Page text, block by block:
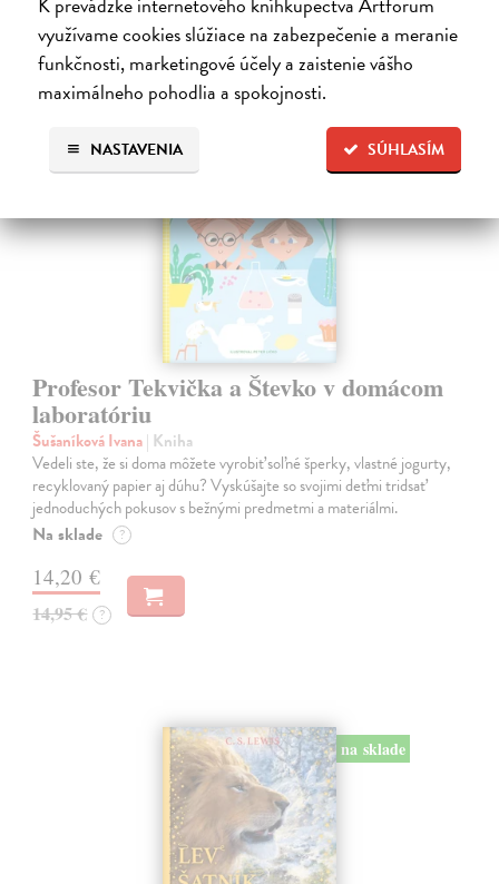
využívame cookies slúžiace na zabezpečenie a meranie
funkčnosti, marketingové účely a zaistenie vášho
maximálneho pohodlia a spokojnosti.
SÚHLASÍM
NASTAVENIA
28,90 € ?
na sklade
Profesor Tekvička a Števko v domácom
laboratóriu
Šušaníková Ivana| Kniha
Vedeli ste, že si doma môžete vyrobiť soľné šperky, vlastné jogurty,
recyklovaný papier aj dúhu? Vyskúšajte so svojimi deťmi tridsať
jednoduchých pokusov s bežnými predmetmi a materiálmi.
Na sklade ?
14,20 €
14,95 € ?
na sklade